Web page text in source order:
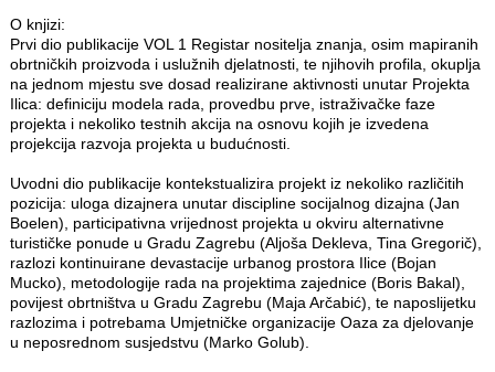
O knjizi:
Prvi dio publikacije VOL 1 Registar nositelja znanja, osim mapiranih
obrtničkih proizvoda i uslužnih djelatnosti, te njihovih profila, okuplja
na jednom mjestu sve dosad realizirane aktivnosti unutar Projekta
Ilica: definiciju modela rada, provedbu prve, istraživačke faze
projekta i nekoliko testnih akcija na osnovu kojih je izvedena
projekcija razvoja projekta u budućnosti.
Uvodni dio publikacije kontekstualizira projekt iz nekoliko različitih
pozicija: uloga dizajnera unutar discipline socijalnog dizajna (Jan
Boelen), participativna vrijednost projekta u okviru alternativne
turističke ponude u Gradu Zagrebu (Aljoša Dekleva, Tina Gregorič),
razlozi kontinuirane devastacije urbanog prostora Ilice (Bojan
Mucko), metodologije rada na projektima zajednice (Boris Bakal),
povijest obrtništva u Gradu Zagrebu (Maja Arčabić), te naposlijetku
razlozima i potrebama Umjetničke organizacije Oaza za djelovanje
u neposrednom susjedstvu (Marko Golub).